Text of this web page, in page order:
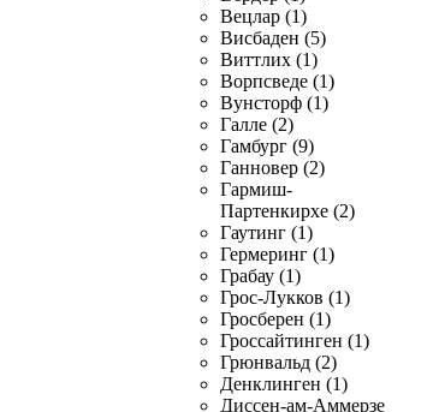
Вецлар (1)
Висбаден (5)
Виттлих (1)
Ворпсведе (1)
Вунсторф (1)
Галле (2)
Гамбург (9)
Ганновер (2)
Гармиш-
Партенкирхе (2)
Гаутинг (1)
Гермеринг (1)
Грабау (1)
Грос-Лукков (1)
Гросберен (1)
Гроссайтинген (1)
Грюнвальд (2)
Денклинген (1)
Диссен-ам-Аммерзе